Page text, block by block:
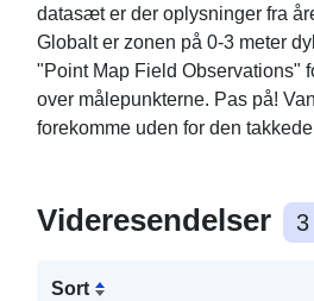
datasæt er der oplysninger fra
Globalt er zonen på 0-3 meter
"Point Map Field Observations"
over målepunkterne. Pas på!
forekomme uden for den
Videresendelser 3
Sort